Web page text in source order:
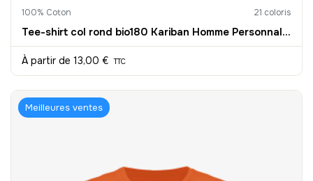
100% Coton 21 coloris
Tee-shirt col rond bio180 Kariban Homme Personnalisable
À partir de 13,00 € TTC
Meilleures ventes